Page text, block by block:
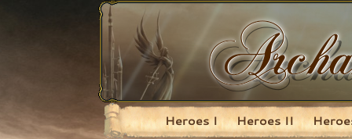
Heroes I Heroes II